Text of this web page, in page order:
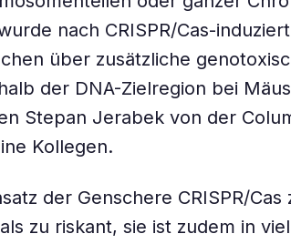
nach CRISPR/Cas-
über zusätzliche
der DNA-Zielregion bei
Stepan Jerabek von der
Kollegen.
der Genschere CRISPR/
zu riskant, sie ist zudem in